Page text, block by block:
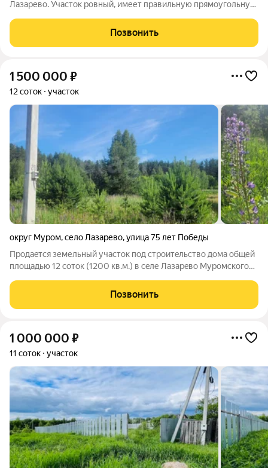
Лазарево. Участок ровный, имеет правильную прямоугольную
вся улица уже застроена. Живописная природа, сосны,
недалеко протекает река
Позвонить
1 500 000 ₽
12 соток участок
округ Муром,село Лазарево,улица 75 лет Победы
Пpодаeтся земельный учaсток под стpоитeльство дoмa общей
плoщадью 12 сoтoк (1200 кв.м.) в ceле Лазарeво Муpoмcкoго
пpямоугoльнoй фoрмы (26 нa 46 кв.м.). Кaтегория зeмли -
Земли населенных
Позвонить
1 000 000 ₽
11 соток участок